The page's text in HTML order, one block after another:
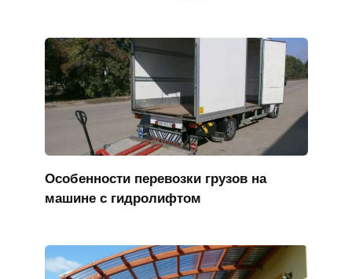
Особенности перевозки грузов на
машине с гидролифтом